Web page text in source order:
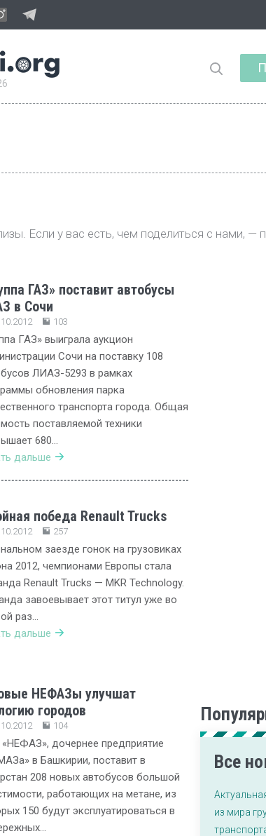
Если у вас есть, чем поделиться с нами, —
ГАЗ» поставит автобусы
в Сочи
103
ГАЗ» выиграла аукцион
Сочи на поставку 108
ЛИАЗ-5293 в рамках
обновления парка
транспорта города. Общая
поставляемой техники
680…
дальше
победа Renault Trucks
257
заезде гонок на грузовиках
2012, чемпионами Европы стала
Renault Trucks — MKR Technology.
завоевывает этот титул уже во
раз…
дальше
НЕФАЗы улучшат
городов
104
дочернее предприятие
в Башкирии, поставит в
208 новых автобусов большой
работающих на метане, из
150 будут эксплуатироваться в
Все
из мира